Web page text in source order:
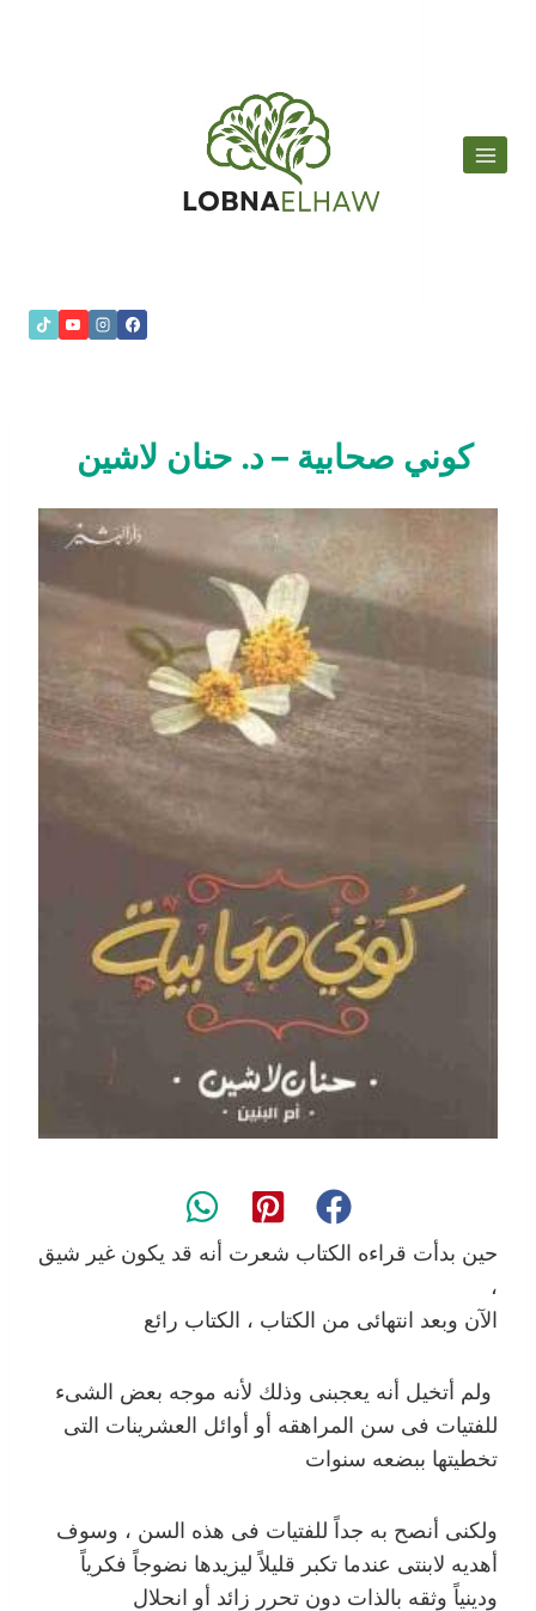
كوني صحابية – د. حنان لاشين
حين بدأت قراءه الكتاب شعرت أنه قد يكون غير شيق
،
الآن وبعد انتهائى من الكتاب ، الكتاب رائع
ولم أتخيل أنه يعجبنى وذلك لأنه موجه بعض الشىء
للفتيات فى سن المراهقه أو أوائل العشرينات التى
تخطيتها ببضعه سنوات
ولكنى أنصح به جداً للفتيات فى هذه السن ، وسوف
أهديه لابنتى عندما تكبر قليلاً ليزيدها نضوجاً فكرياً
ودينياً وثقه بالذات دون تحرر زائد أو انحلال